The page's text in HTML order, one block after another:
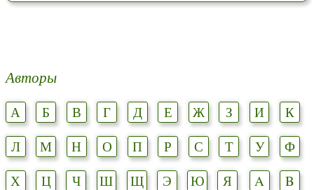
Авторы
А Б В Г Д Е Ж З И
К
Л
М Н О П Р С Т У
Ф
Х
Ц Ч Ш Щ Э Ю Я A
B